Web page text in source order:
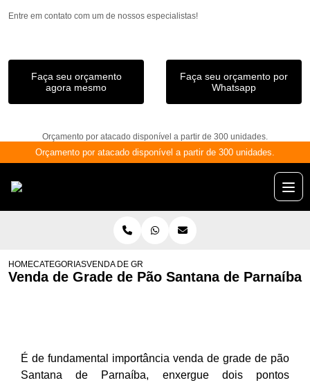
Entre em contato com um de nossos especialistas!
Faça seu orçamento
agora mesmo
Faça seu orçamento por
Whatsapp
Orçamento por atacado disponível a partir de 300 unidades.
Orçamento por atacado disponível a partir de 300 unidades.
HOMECATEGORIASVENDA DE GRADE DE PÃO SANTANA DE PARNAÍBA
Venda de Grade de Pão Santana de Parnaíba
É de fundamental importância venda de grade de pão
Santana de Parnaíba, enxergue dois pontos